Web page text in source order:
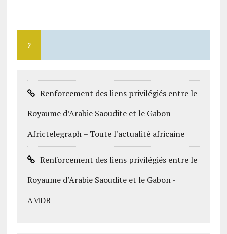
2
Renforcement des liens privilégiés entre le
Royaume d’Arabie Saoudite et le Gabon –
Africtelegraph – Toute l'actualité africaine
Renforcement des liens privilégiés entre le
Royaume d’Arabie Saoudite et le Gabon -
AMDB